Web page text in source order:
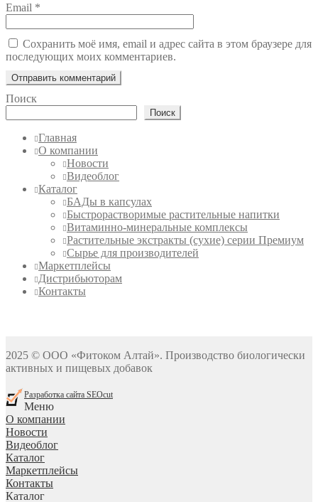
Email *
Сохранить моё имя, email и адрес сайта в этом браузере для
последующих моих комментариев.
Поиск
Поиск
Главная
О компании
Новости
Видеоблог
Каталог
БАДы в капсулах
Быстрорастворимые растительные напитки
Витаминно-минеральные комплексы
Растительные экстракты (сухие) серии Премиум
Сырье для производителей
Маркетплейсы
Дистрибьюторам
Контакты
2025 © ООО «Фитоком Алтай». Производство биологически
активных и пищевых добавок
Разработка сайта SEOcut
Меню
О компании
Новости
Видеоблог
Каталог
Маркетплейсы
Контакты
Каталог